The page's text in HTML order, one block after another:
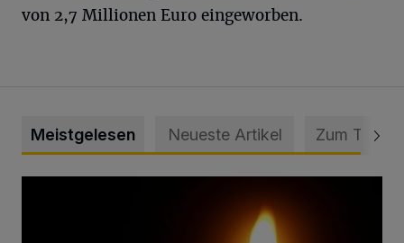
von 2,7 Millionen Euro eingeworben.
Meistgelesen Neueste Artikel Zum Thema